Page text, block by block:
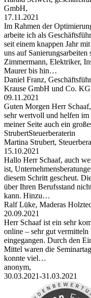
GmbH,
17.11.2021
Im Rahmen der
arbeite ich als
seit einem knappen Jahr
uns auf
Zimmermann, Elektriker,
Maurer bis hin…
Daniel Franz,
Krause GmbH und Co.
09.11.2021
Guten Morgen Herr
sehr wertvoll und helfen
meiner Seite auch ein
StrubertSteuerberaterin
Martina Strubert,
15.10.2021
Hallo Herr Schaaf, auch
ist,
diesem Schritt gescheut.
über Ihren Berufsstand
kann. Hinzu…
Ralf Lüke, Maderas
20.09.2021
Herr Schaaf ist ein sehr
online – sehr gut
eingegangen. Durch den
Mittel waren die
konnte viel…
anonym,
30.03.2021-31.03.2021